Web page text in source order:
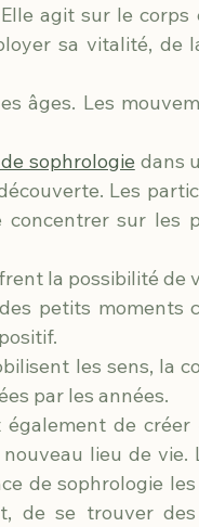
agit sur le
sa vitalité, de
âges. Les
sophrologie dans
Les
concentrer sur les
la possibilité de
petits moments
les sens, la
par les années.
également de
lieu de
de sophrologie
de se trouver